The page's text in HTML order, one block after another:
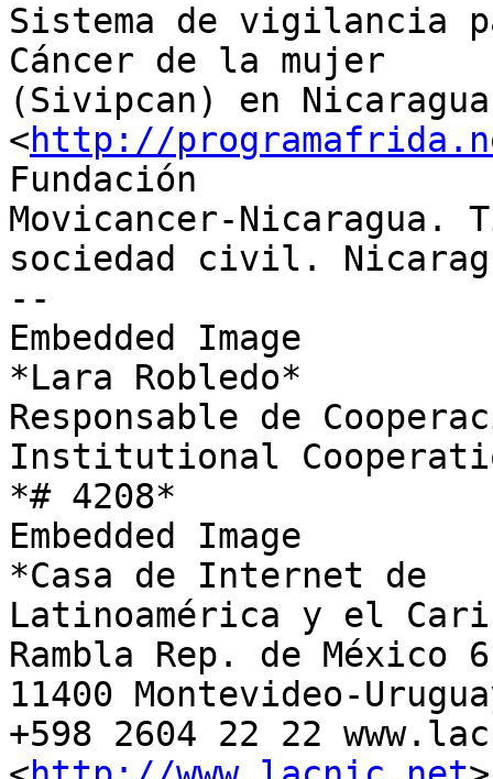
Sistema de vigilancia
Cáncer de la mujer
(Sivipcan) en
<http://
Fundación
Movicancer-Nicaragua.
sociedad civil.
--
Embedded Image
*Lara Robledo*
Responsable de
Institutional
*# 4208*
Embedded Image
*Casa de Internet de
Latinoamérica y el
Rambla Rep. de México
11400 Montevideo-
+598 2604 22 22